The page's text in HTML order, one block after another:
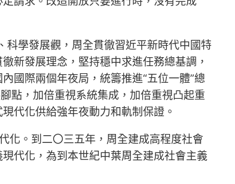
科學發展觀，周全貫徹習近平新時代中國特
新發展理念，堅持穩中求進任務總基調，
國際兩個年夜局，統籌推進“五位一體”總
點，加倍重視系統集成，加倍重視凸起重
代化供給強年夜動力和軌制保證。
化。到二〇三五年，周全建成高程度社會
代化，為到本世紀中葉周全建成社會主義